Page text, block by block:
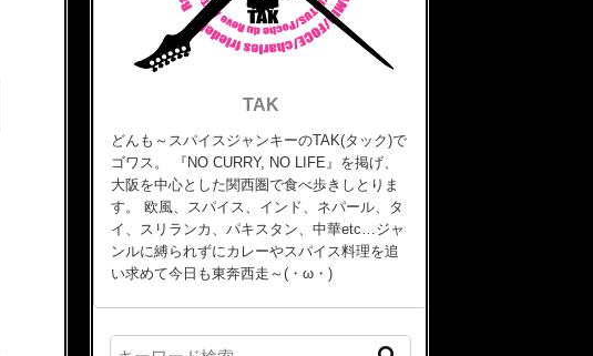
TAK
どんも～スパイスジャンキーのTAK(タック)で
ゴワス。 『NO CURRY, NO LIFE』を掲げ、
大阪を中心とした関西圏で食べ歩きしとりま
す。 欧風、スパイス、インド、ネパール、タ
イ、スリランカ、パキスタン、中華etc…ジャ
ンルに縛られずにカレーやスパイス料理を追
い求めて今日も東奔西走～(・ω・)